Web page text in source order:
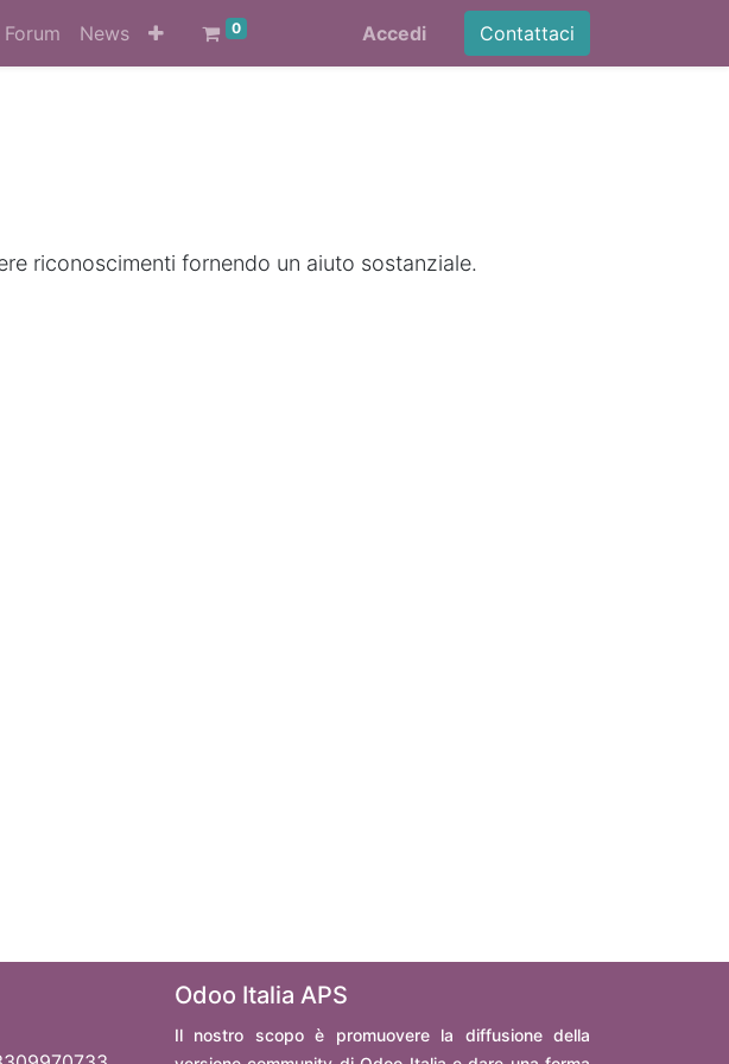
Forum News 0 Accedi Contattaci
riconoscimenti fornendo un aiuto sostanziale.
Odoo Italia APS
Il nostro scopo è promuovere la diffusione della